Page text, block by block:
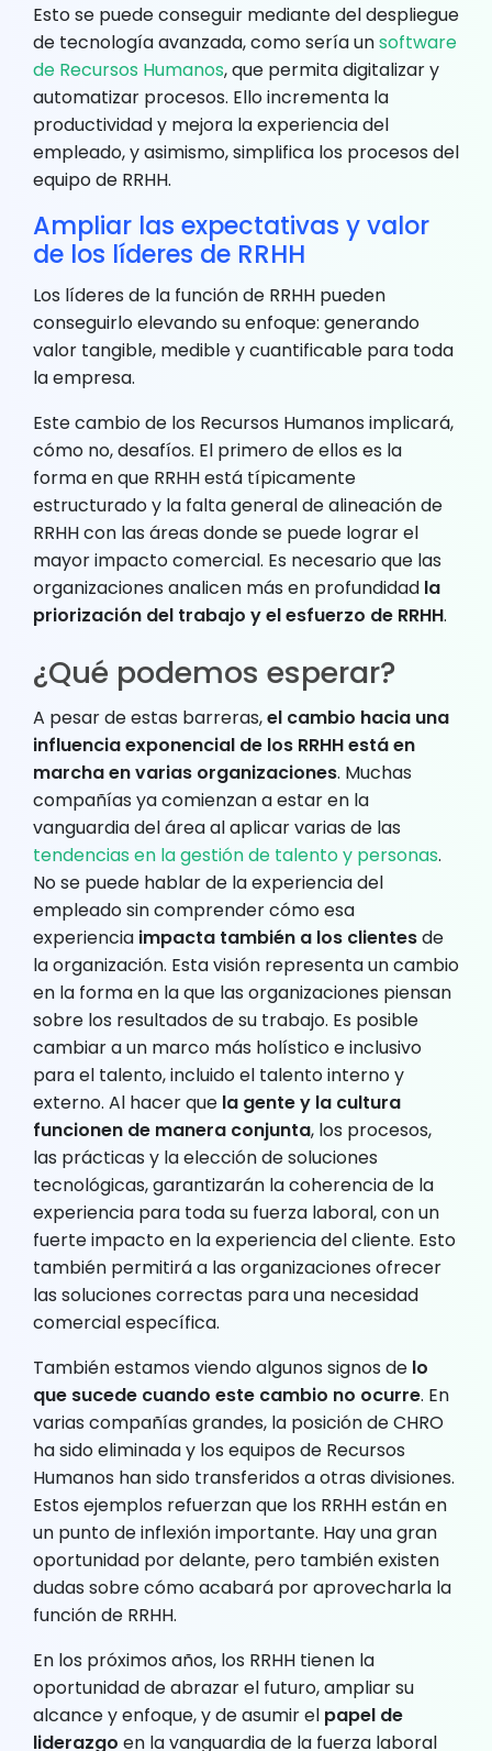
Esto se puede conseguir mediante del despliegue
de tecnología avanzada, como sería unsoftware
de Recursos Humanos, que permita digitalizar y
automatizar procesos. Ello incrementa la
productividad y mejora la experiencia del
empleado, y asimismo, simplifica los procesos del
equipo de RRHH.
Ampliar las expectativas y valor
de los líderes de RRHH
Los líderes de la función de RRHH pueden
conseguirlo elevando su enfoque: generando
valor tangible, medible y cuantificable para toda
la empresa.
Este cambio de los Recursos Humanos implicará,
cómo no, desafíos. El primero de ellos es la
forma en que RRHH está típicamente
estructurado y la falta general de alineación de
RRHH con las áreas donde se puede lograr el
mayor impacto comercial. Es necesario que las
organizaciones analicen más en profundidad la
priorización del trabajo y el esfuerzo de RRHH.
¿Qué podemos esperar?
A pesar de estas barreras,el cambio hacia una
influencia exponencial de los RRHH está en
marcha en varias organizaciones. Muchas
compañías ya comienzan a estar en la
vanguardia del área al aplicar varias de las
tendencias en la gestión de talento y personas.
No se puede hablar de la experiencia del
empleado sin comprender cómo esa
experiencia impacta también a los clientesde
la organización. Esta visión representa un cambio
en la forma en la que las organizaciones piensan
sobre los resultados de su trabajo. Es posible
cambiar a un marco más holístico e inclusivo
para el talento, incluido el talento interno y
externo. Al hacer que la gente y la cultura
funcionen de manera conjunta, los procesos,
las prácticas y la elección de soluciones
tecnológicas, garantizarán la coherencia de la
experiencia para toda su fuerza laboral, con un
fuerte impacto en la experiencia del cliente. Esto
también permitirá a las organizaciones ofrecer
las soluciones correctas para una necesidad
comercial específica.
También estamos viendo algunos signos de lo
que sucede cuando este cambio no ocurre. En
varias compañías grandes, la posición de CHRO
ha sido eliminada y los equipos de Recursos
Humanos han sido transferidos a otras divisiones.
Estos ejemplos refuerzan que los RRHH están en
un punto de inflexión importante. Hay una gran
oportunidad por delante, pero también existen
dudas sobre cómo acabará por aprovecharla la
función de RRHH.
En los próximos años, los RRHH tienen la
oportunidad de abrazar el futuro, ampliar su
alcance y enfoque, y de asumir el papel de
liderazgo en la vanguardia de la fuerza laboral